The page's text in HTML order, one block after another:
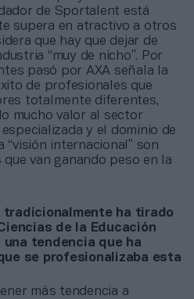
de Sportalent está
supera en atractivo a otros
que hay que dejar de
“muy de nicho”. Por
pasó por AXA señala la
de profesionales que
totalmente diferentes,
mucho valor al sector
y el dominio de
“visión internacional” son
van ganando peso en la
ha tirado
de la Educación
tendencia que ha
se profesionalizaba esta
más tendencia a